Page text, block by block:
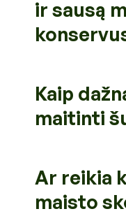
ir sausą
Kaip
maitinti
Ar reikia
maisto